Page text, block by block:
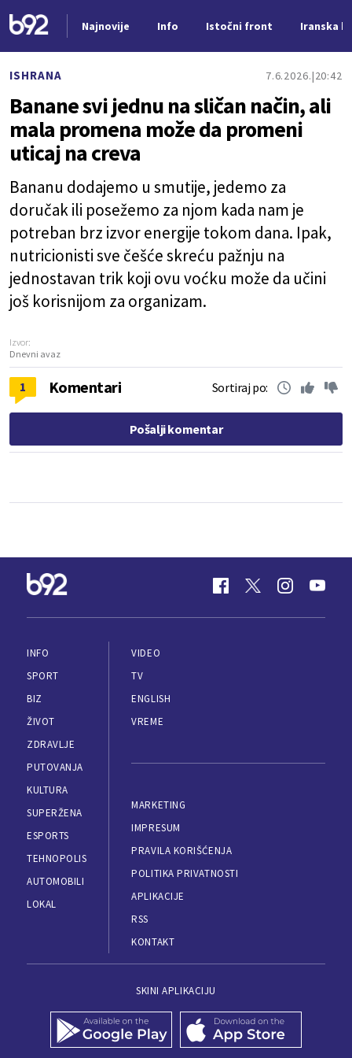
Najnovije Info Istočni front Iranska
ISHRANA 7.6.2026. 20:42
Banane svi jednu na sličan način, ali
mala promena može da promeni
uticaj na creva
Bananu dodajemo u smutije, jedemo za
doručak ili posežemo za njom kada nam je
potreban brz izvor energije tokom dana. Ipak,
nutricionisti sve češće skreću pažnju na
jednostavan trik koji ovu voćku može da učini
još korisnijom za organizam.
Izvor:
Dnevni avaz
1 Komentari Sortiraj po:
Pošalji komentar
INFO
SPORT
BIZ
ŽIVOT
ZDRAVLJE
PUTOVANJA
KULTURA
SUPERŽENA
ESPORTS
TEHNOPOLIS
AUTOMOBILI
LOKAL
VIDEO
TV
ENGLISH
VREME
MARKETING
IMPRESUM
PRAVILA KORIŠĆENJA
POLITIKA PRIVATNOSTI
APLIKACIJE
RSS
KONTAKT
SKINI APLIKACIJU